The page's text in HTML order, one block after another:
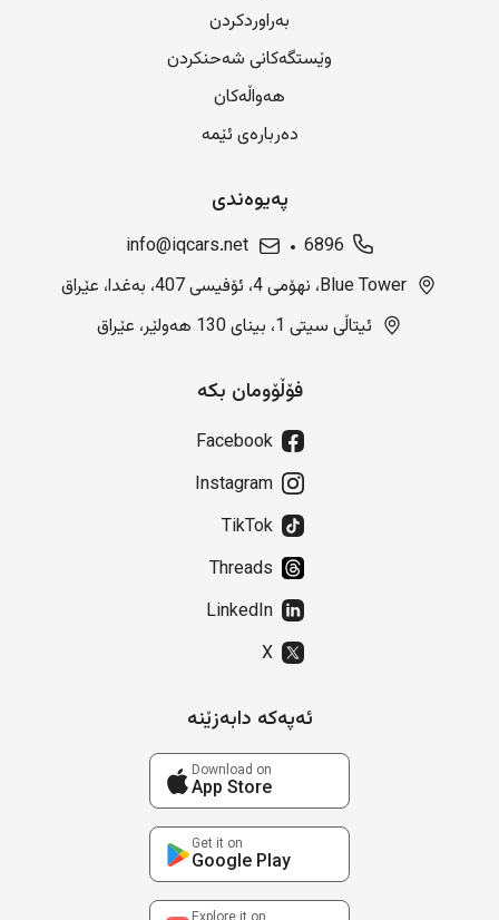
بەراوردکردن
وێستگەکانی شەحنکردن
هەواڵەکان
دەربارەی ئێمە
پەیوەندی
6896
info@iqcars.net
Blue Tower، نهۆمی 4، ئۆفیسی 407، بەغدا، عێراق
ئیتاڵی سیتی 1، بینای 130 هەولێر، عێراق
فۆڵۆومان بکە
Facebook
Instagram
TikTok
Threads
LinkedIn
X
ئەپەکە دابەزێنە
Download on
App Store
Get it on
Google Play